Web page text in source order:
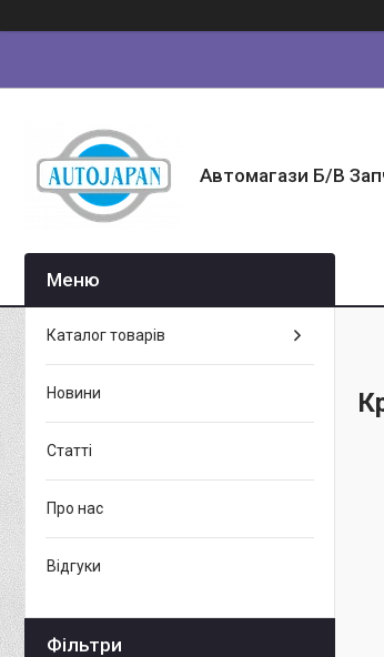
Автомагази Б/В
Каталог товарів
Новини
Статті
Про нас
Відгуки
Фільтри